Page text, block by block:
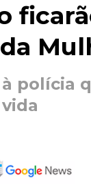
polícia